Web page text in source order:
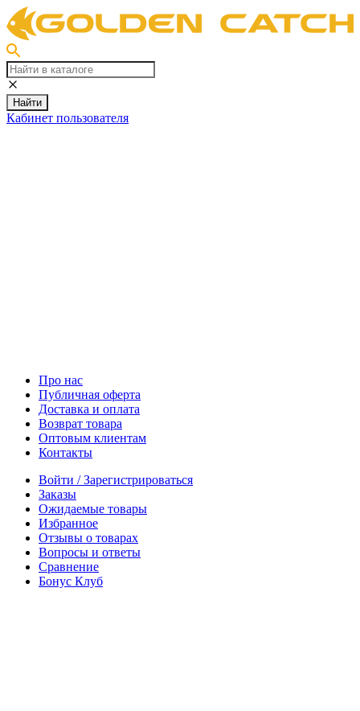
Найти
Кабинет пользователя
Про нас
Публичная оферта
Доставка и оплата
Возврат товара
Оптовым клиентам
Контакты
Войти / Зарегистрироваться
Заказы
Ожидаемые товары
Избранное
Отзывы о товарах
Вопросы и ответы
Сравнение
Бонус Клуб